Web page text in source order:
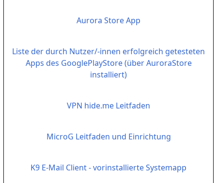
Aurora Store App
Liste der durch Nutzer/-innen erfolgreich getesteten
Apps des GooglePlayStore (über AuroraStore
installiert)
VPN hide.me Leitfaden
MicroG Leitfaden und Einrichtung
K9 E-Mail Client - vorinstallierte Systemapp